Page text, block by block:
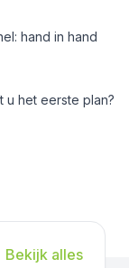
hand in hand
u het eerste plan?
Bekijk alles